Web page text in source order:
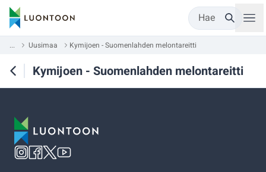
Hae
... Uusimaa Kymijoen - Suomenlahden melontareitti
Kymijoen - Suomenlahden melontareitti